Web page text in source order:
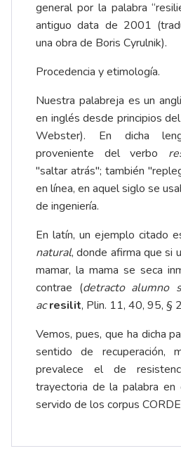
general por la palabra
antiguo data de 2001
una obra de Boris Cyrulnik).
Procedencia y etimología.
Nuestra palabreja es un
en inglés desde principios
Webster). En dicha
proveniente del verbo
"saltar atrás"; también
en línea, en aquel siglo se
de ingeniería.
En latín, un ejemplo citado
natural, donde afirma que si
mamar, la mama se seca
contrae (detracto alumno
acresilit, Plin. 11, 40, 95, §
Vemos, pues, que ha dicha
sentido de recuperación,
prevalece el de
trayectoria de la palabra en
servido de los corpus CORDE